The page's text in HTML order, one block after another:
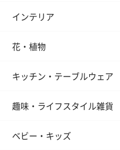
インテリア
花・植物
キッチン・テーブルウェア
趣味・ライフスタイル雑貨
ベビー・キッズ